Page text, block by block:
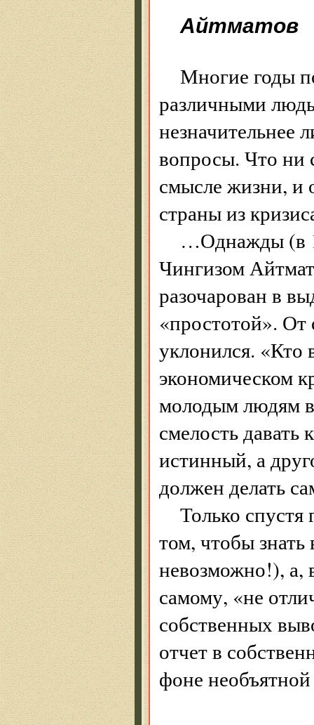
Айтматов
Многие годы
различными
незначительнее
вопросы. Что ни
смысле жизни, и
страны из
…Однажды (в
Чингизом
разочарован в
«простотой». От
уклонился.
экономическом
молодым людям
смелость давать
истинный, а
должен делать
Только спустя
том, чтобы
невозможно!), а,
самому, «не
собственных
отчет в
фоне